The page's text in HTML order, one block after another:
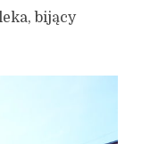
bijący